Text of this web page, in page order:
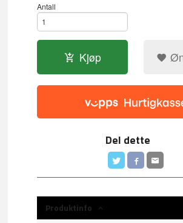
Antall
Kjøp
Del dette
Produktinfo